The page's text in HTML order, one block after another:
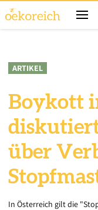
ARTIKEL
Boykott
über
In Österreich gilt die